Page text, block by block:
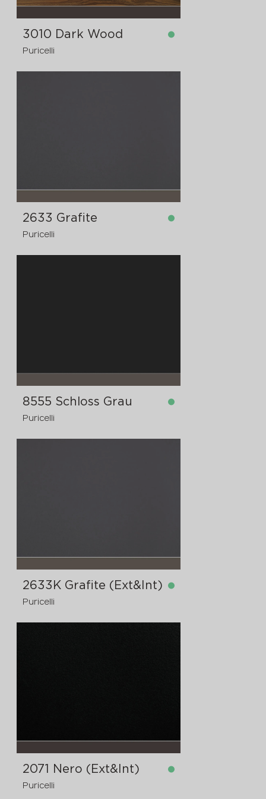
3010 Dark Wood
Puricelli
2633 Grafite
Puricelli
8555 Schloss Grau
Puricelli
2633K Grafite (Ext&Int)
Puricelli
2071 Nero (Ext&Int)
Puricelli